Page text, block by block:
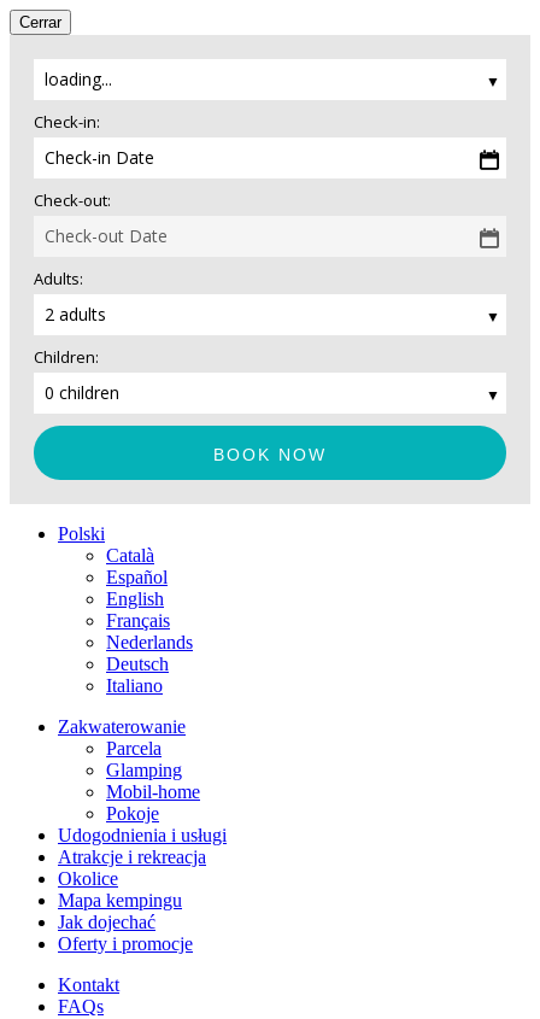
Cerrar
loading...
Check-in:
Check-in Date
Check-out:
Check-out Date
Adults:
2 adults
Children:
0 children
Polski
Català
Español
English
Français
Nederlands
Deutsch
Italiano
Zakwaterowanie
Parcela
Glamping
Mobil-home
Pokoje
Udogodnienia i usługi
Atrakcje i rekreacja
Okolice
Mapa kempingu
Jak dojechać
Oferty i promocje
Kontakt
FAQs